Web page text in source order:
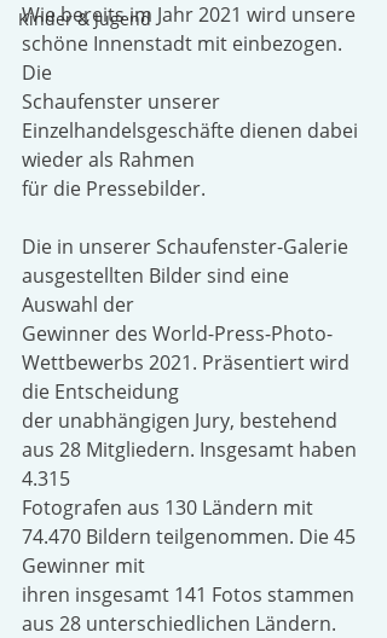
Kinder & Jugend
Wie bereits im Jahr 2021 wird unsere
schöne Innenstadt mit einbezogen.
Die
Schaufenster unserer
Einzelhandelsgeschäfte dienen dabei
wieder als Rahmen
für die Pressebilder.
Die in unserer Schaufenster-Galerie
ausgestellten Bilder sind eine
Auswahl der
Gewinner des World-Press-Photo-
Wettbewerbs 2021. Präsentiert wird
die Entscheidung
der unabhängigen Jury, bestehend
aus 28 Mitgliedern. Insgesamt haben
4.315
Fotografen aus 130 Ländern mit
74.470 Bildern teilgenommen. Die 45
Gewinner mit
ihren insgesamt 141 Fotos stammen
aus 28 unterschiedlichen Ländern.